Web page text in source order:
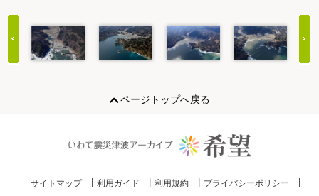
20
ページトップへ戻る
サイトマップ 利用ガイド 利用規約 プライバシーポリシー